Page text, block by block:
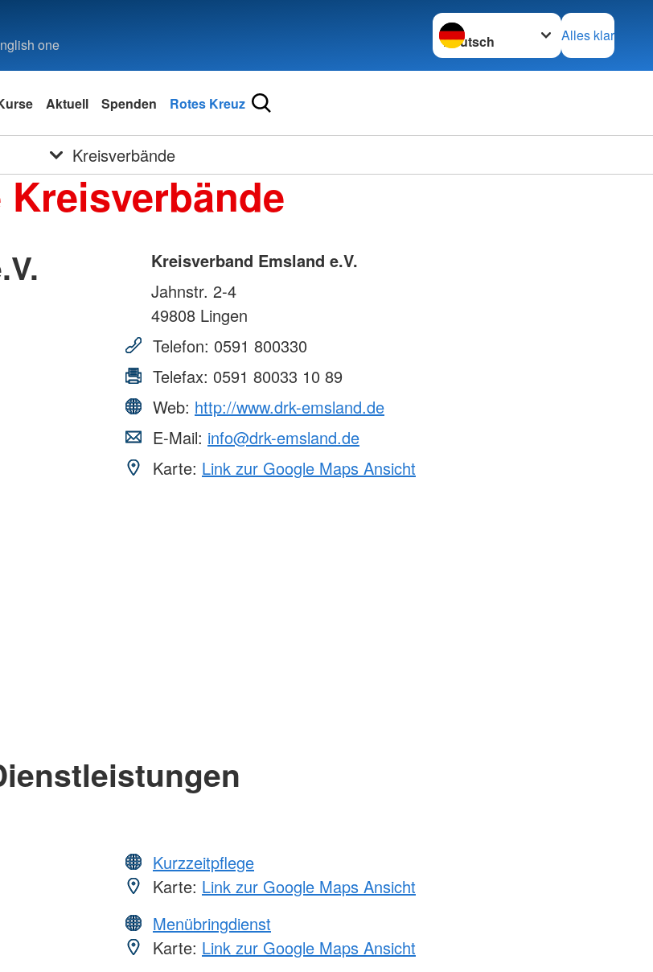
one
Sprache wechseln zu
Alles klar
Aktuell Spenden Rotes Kreuz
Kreisverbände
Kreisverbände
Kreisverband Emsland e.V.
Jahnstr. 2-4
49808 Lingen
Telefon: 0591 800330
Telefax: 0591 80033 10 89
Web: http://www.drk-emsland.de
E-Mail: info@drk-emsland.de
Karte: Link zur Google Maps Ansicht
Kurzzeitpflege
Karte: Link zur Google Maps Ansicht
Menübringdienst
Karte: Link zur Google Maps Ansicht